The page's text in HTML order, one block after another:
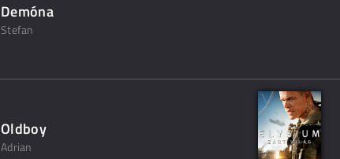
Demóna
Stefan
Oldboy
Adrian